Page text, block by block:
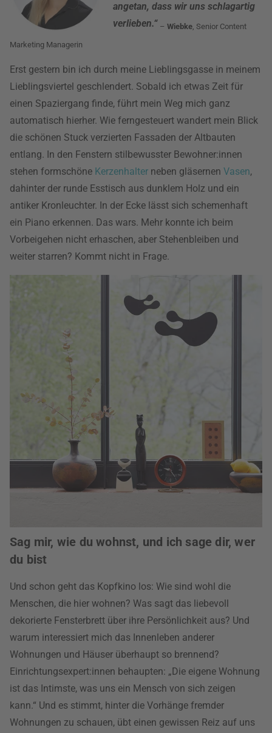
angetan, dass wir uns schlagartig
verlieben.“ – Wiebke, Senior Content
Marketing Managerin
Erst gestern bin ich durch meine Lieblingsgasse in meinem
Lieblingsviertel geschlendert. Sobald ich etwas Zeit für
einen Spaziergang finde, führt mein Weg mich ganz
automatisch hierher. Wie ferngesteuert wandert mein Blick
die schönen Stuck verzierten Fassaden der Altbauten
entlang. In den Fenstern stilbewusster Bewohner:innen
stehen formschöne Kerzenhalter neben gläsernen Vasen,
dahinter der runde Esstisch aus dunklem Holz und ein
antiker Kronleuchter. In der Ecke lässt sich schemenhaft
ein Piano erkennen. Das wars. Mehr konnte ich beim
Vorbeigehen nicht erhaschen, aber Stehenbleiben und
weiter starren? Kommt nicht in Frage.
Sag mir, wie du wohnst, und ich sage dir, wer
du bist
Und schon geht das Kopfkino los: Wie sind wohl die
Menschen, die hier wohnen? Was sagt das liebevoll
dekorierte Fensterbrett über ihre Persönlichkeit aus? Und
warum interessiert mich das Innenleben anderer
Wohnungen und Häuser überhaupt so brennend?
Einrichtungsexpert:innen behaupten: „Die eigene Wohnung
ist das Intimste, was uns ein Mensch von sich zeigen
kann.“ Und es stimmt, hinter die Vorhänge fremder
Wohnungen zu schauen, übt einen gewissen Reiz auf uns